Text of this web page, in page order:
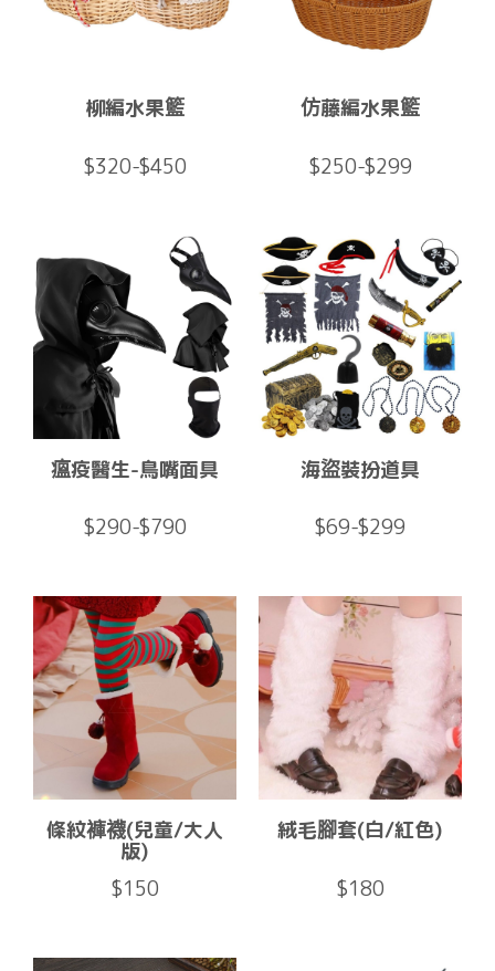
柳編水果籃
$320-$450
仿藤編水果籃
$250-$299
瘟疫醫生-鳥嘴面具
$290-$790
海盜裝扮道具
$69-$299
條紋褲襪(兒童/大人
版)
$150
絨毛腳套(白/紅色)
$180